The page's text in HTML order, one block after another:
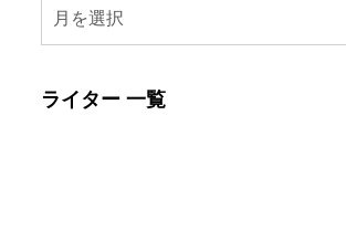
月を選択
ライター 一覧